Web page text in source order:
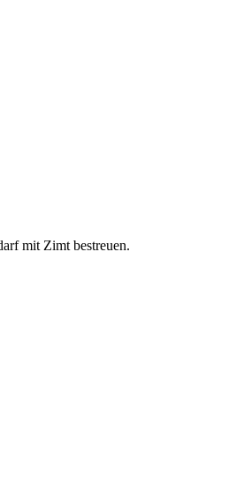
mit Zimt bestreuen.